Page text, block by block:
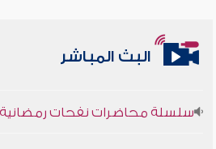
البث المباشر
وأمنهم من خوف 9
سلسلة محاضرات نفحات رمضانية 1444هـ